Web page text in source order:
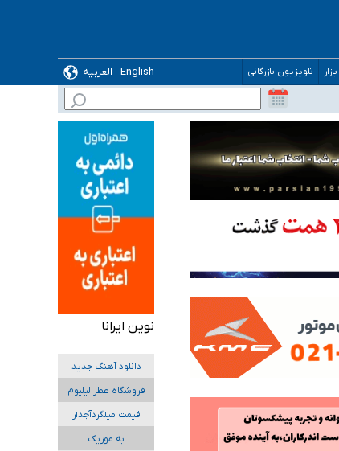
بازار تلویزیون بازرگانی English
العربیه
نوین ایرانا
دانلود آهنگ جدید
فروشگاه عطر لیلیوم
قیمت میلگردآجدار
به موزیک